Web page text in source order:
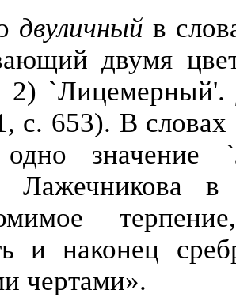
двуличный в
двумя
2)
с. 653). В словах
значение
в
и наконец
чертами».